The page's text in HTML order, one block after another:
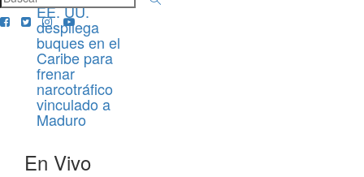
EE. UU.
despliega
buques en el
Caribe para
frenar
narcotráfico
vinculado a
Maduro
En Vivo